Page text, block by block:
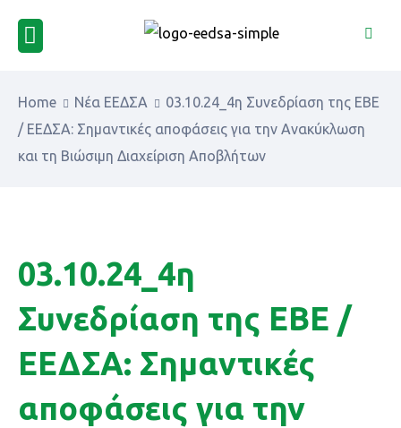
Home Νέα ΕΕΔΣΑ
03.10.24_4η Συνεδρίαση της ΕΒΕ
/ ΕΕΔΣΑ: Σημαντικές αποφάσεις για την Ανακύκλωση
και τη Βιώσιμη Διαχείριση Αποβλήτων
03.10.24_4η
Συνεδρίαση της ΕΒΕ /
ΕΕΔΣΑ: Σημαντικές
αποφάσεις για την